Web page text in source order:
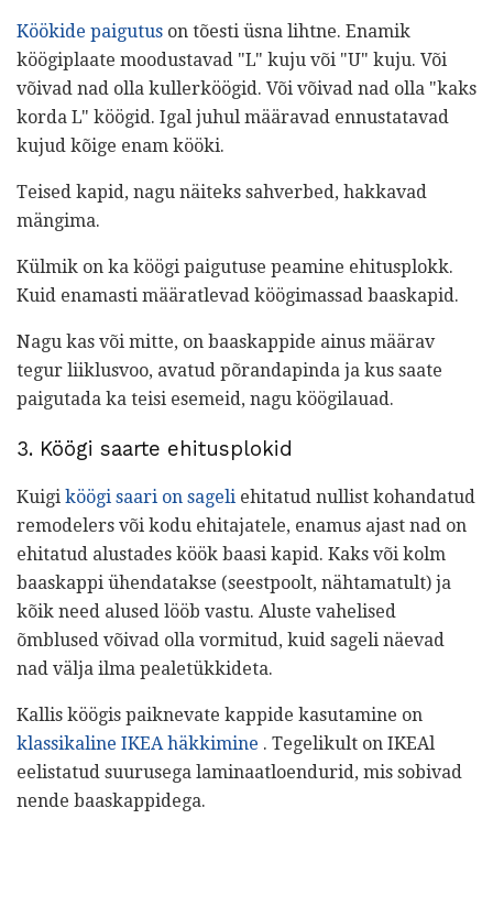
Köökide paigutus on tõesti üsna lihtne. Enamik
köögiplaate moodustavad "L" kuju või "U" kuju. Või
võivad nad olla kullerköögid. Või võivad nad olla "kaks
korda L" köögid. Igal juhul määravad ennustatavad
kujud kõige enam kööki.
Teised kapid, nagu näiteks sahverbed, hakkavad
mängima.
Külmik on ka köögi paigutuse peamine ehitusplokk.
Kuid enamasti määratlevad köögimassad baaskapid.
Nagu kas või mitte, on baaskappide ainus määrav
tegur liiklusvoo, avatud põrandapinda ja kus saate
paigutada ka teisi esemeid, nagu köögilauad.
3. Köögi saarte ehitusplokid
Kuigi köögi saari on sageli ehitatud nullist kohandatud
remodelers või kodu ehitajatele, enamus ajast nad on
ehitatud alustades köök baasi kapid. Kaks või kolm
baaskappi ühendatakse (seestpoolt, nähtamatult) ja
kõik need alused lööb vastu. Aluste vahelised
õmblused võivad olla vormitud, kuid sageli näevad
nad välja ilma pealetükkideta.
Kallis köögis paiknevate kappide kasutamine on
klassikaline IKEA häkkimine . Tegelikult on IKEAl
eelistatud suurusega laminaatloendurid, mis sobivad
nende baaskappidega.